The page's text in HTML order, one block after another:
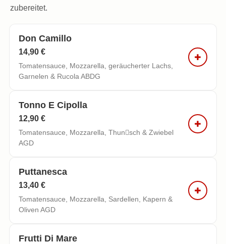
zubereitet.
Don Camillo
14,90 €
Tomatensauce, Mozzarella, geräucherter Lachs,
Garnelen & Rucola ABDG
Tonno E Cipolla
12,90 €
Tomatensauce, Mozzarella, Thunsch & Zwiebel
AGD
Puttanesca
13,40 €
Tomatensauce, Mozzarella, Sardellen, Kapern &
Oliven AGD
Frutti Di Mare